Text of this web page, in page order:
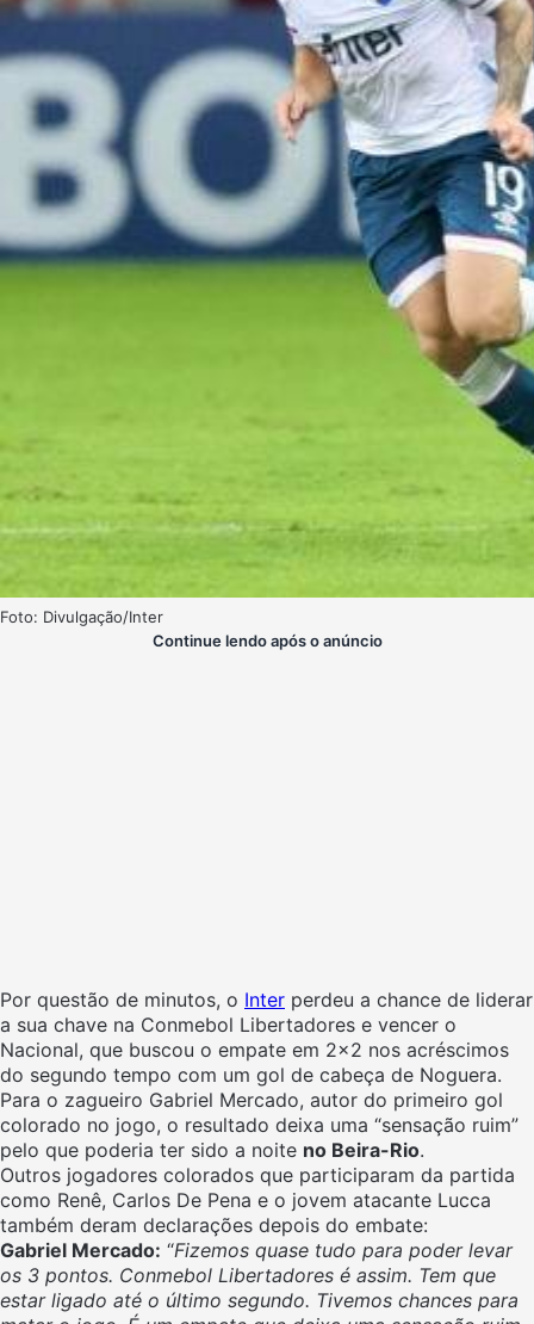
Foto: Divulgação/Inter
Continue lendo após o anúncio
Por questão de minutos, o Inter perdeu a chance de liderar
a sua chave na Conmebol Libertadores e vencer o
Nacional, que buscou o empate em 2×2 nos acréscimos
do segundo tempo com um gol de cabeça de Noguera.
Para o zagueiro Gabriel Mercado, autor do primeiro gol
colorado no jogo, o resultado deixa uma “sensação ruim”
pelo que poderia ter sido a noite no Beira-Rio.
Outros jogadores colorados que participaram da partida
como Renê, Carlos De Pena e o jovem atacante Lucca
também deram declarações depois do embate:
Gabriel Mercado: “Fizemos quase tudo para poder levar
os 3 pontos. Conmebol Libertadores é assim. Tem que
estar ligado até o último segundo. Tivemos chances para